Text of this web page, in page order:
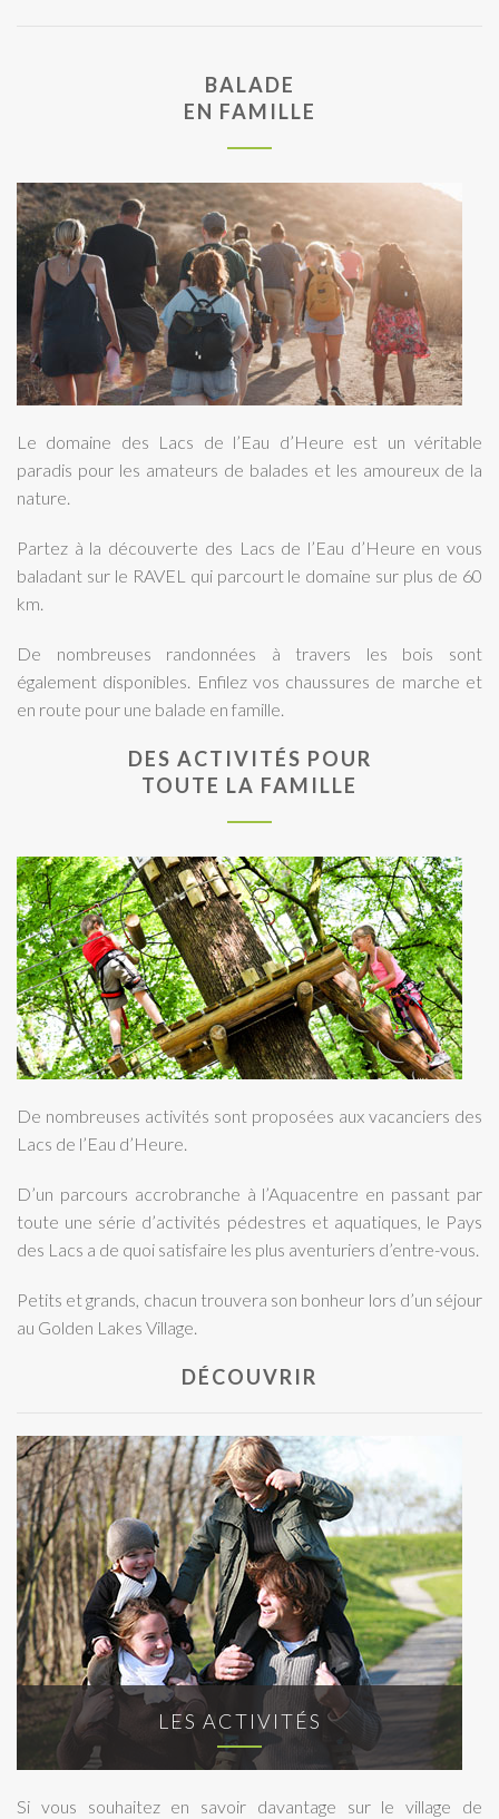
BALADE
EN FAMILLE
Le domaine des Lacs de l’Eau d’Heure est un véritable
paradis pour les amateurs de balades et les amoureux de la
nature.
Partez à la découverte des Lacs de l’Eau d’Heure en vous
baladant sur le RAVEL qui parcourt le domaine sur plus de 60
km.
De nombreuses randonnées à travers les bois sont
également disponibles. Enfilez vos chaussures de marche et
en route pour une balade en famille.
DES ACTIVITÉS POUR
TOUTE LA FAMILLE
De nombreuses activités sont proposées aux vacanciers des
Lacs de l’Eau d’Heure.
D’un parcours accrobranche à l’Aquacentre en passant par
toute une série d’activités pédestres et aquatiques, le Pays
des Lacs a de quoi satisfaire les plus aventuriers d’entre-vous.
Petits et grands, chacun trouvera son bonheur lors d’un séjour
au Golden Lakes Village.
DÉCOUVRIR
LES ACTIVITÉS
Si vous souhaitez en savoir davantage sur le village de